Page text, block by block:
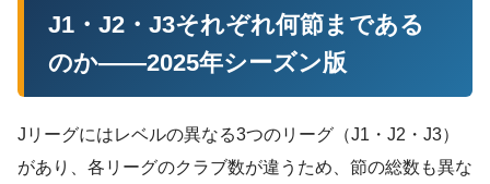
J1・J2・J3それぞれ何節まである
のか——2025年シーズン版
Jリーグにはレベルの異なる3つのリーグ（J1・J2・J3）
があり、各リーグのクラブ数が違うため、節の総数も異な